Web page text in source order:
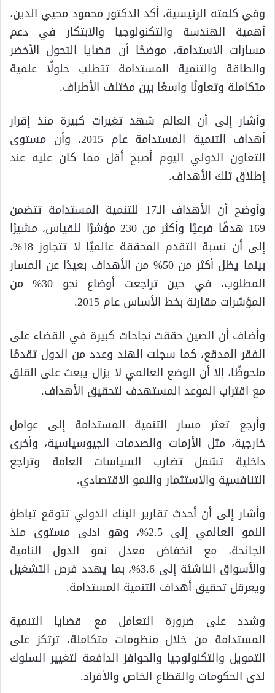
وفي كلمته الرئيسية، أكد الدكتور محمود محيي الدين،
أهمية الهندسة والتكنولوجيا والابتكار في دعم
مسارات الاستدامة، موضحًا أن قضايا التحول الأخضر
والطاقة والتنمية المستدامة تتطلب حلولًا علمية
متكاملة وتعاونًا واسعًا بين مختلف الأطراف.
وأشار إلى أن العالم شهد تغيرات كبيرة منذ إقرار
أهداف التنمية المستدامة عام 2015، وأن مستوى
التعاون الدولي اليوم أصبح أقل مما كان عليه عند
إطلاق تلك الأهداف.
وأوضح أن الأهداف الـ17 للتنمية المستدامة تتضمن
169 هدفًا فرعيًا وأكثر من 230 مؤشرًا للقياس، مشيرًا
إلى أن نسبة التقدم المحققة عالميًا لا تتجاوز 18%،
بينما يظل أكثر من 50% من الأهداف بعيدًا عن المسار
المطلوب، في حين تراجعت أوضاع نحو 30% من
المؤشرات مقارنة بخط الأساس عام 2015.
وأضاف أن الصين حققت نجاحات كبيرة في القضاء على
الفقر المدقع، كما سجلت الهند وعدد من الدول تقدمًا
ملحوظًا، إلا أن الوضع العالمي لا يزال يبعث على القلق
مع اقتراب الموعد المستهدف لتحقيق الأهداف.
وأرجع تعثر مسار التنمية المستدامة إلى عوامل
خارجية، مثل الأزمات والصدمات الجيوسياسية، وأخرى
داخلية تشمل تضارب السياسات العامة وتراجع
التنافسية والاستثمار والنمو الاقتصادي.
وأشار إلى أن أحدث تقارير البنك الدولي تتوقع تباطؤ
النمو العالمي إلى 2.5%، وهو أدنى مستوى منذ
الجائحة، مع انخفاض معدل نمو الدول النامية
والأسواق الناشئة إلى 3.6%، بما يهدد فرص التشغيل
ويعرقل تحقيق أهداف التنمية المستدامة.
وشدد على ضرورة التعامل مع قضايا التنمية
المستدامة من خلال منظومات متكاملة، ترتكز على
التمويل والتكنولوجيا والحوافز الدافعة لتغيير السلوك
لدى الحكومات والقطاع الخاص والأفراد.